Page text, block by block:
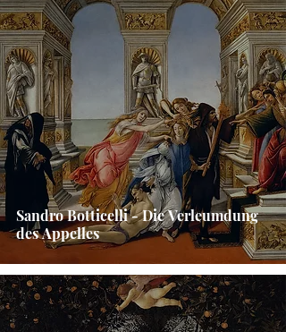
Sandro Botticelli - Die Verleumdung
des Appelles